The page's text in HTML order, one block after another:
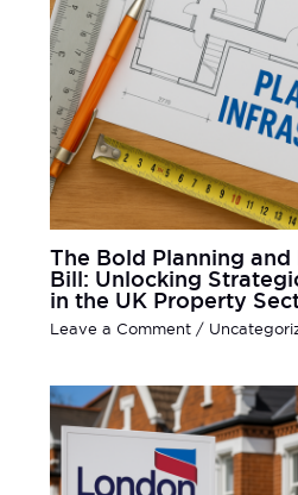
The Bold Planning
Bill: Unlocking
in the UK Property
Leave a Comment /